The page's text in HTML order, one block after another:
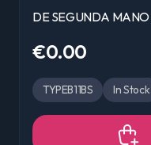
DE SEGUNDA MANO
€0.00
TYPEB11BS In Stock